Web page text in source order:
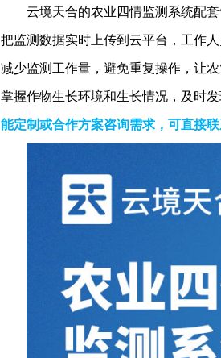
云境天合的农业四情监测系统配
把监测数据实时上传到云平台，工作
减少监测工作量，避免重复操作，让
掌握作物生长环境和生长情况，及时
能定制或合作方案咨询需求，可直接